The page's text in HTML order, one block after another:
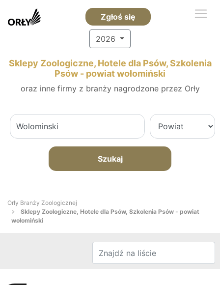
Zgłoś się
2026
Sklepy Zoologiczne, Hotele dla Psów, Szkolenia
Psów - powiat wołomiński
oraz inne firmy z branży nagrodzone przez Orły
Szukaj
Orły Branży Zoologicznej
Sklepy Zoologiczne, Hotele dla Psów, Szkolenia Psów - powiat
wołomiński